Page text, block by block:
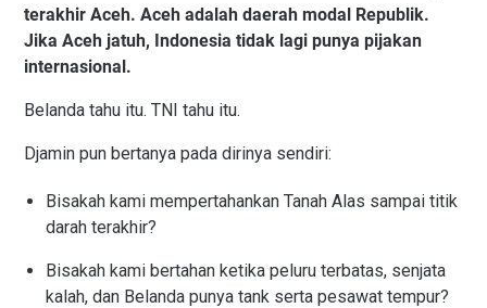
terakhir Aceh. Aceh adalah daerah modal Republik.
Jika Aceh jatuh, Indonesia tidak lagi punya pijakan
internasional.
Belanda tahu itu. TNI tahu itu.
Djamin pun bertanya pada dirinya sendiri:
Bisakah kami mempertahankan Tanah Alas sampai titik
darah terakhir?
Bisakah kami bertahan ketika peluru terbatas, senjata
kalah, dan Belanda punya tank serta pesawat tempur?